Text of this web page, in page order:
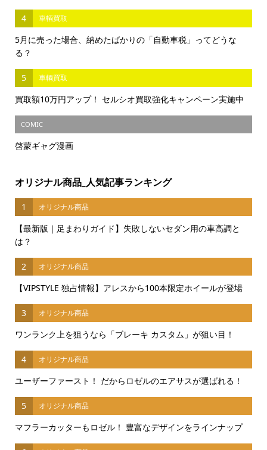
4 車輌買取
5月に売った場合、納めたばかりの「自動車税」ってどうな
る？
5 車輌買取
買取額10万円アップ！ セルシオ買取強化キャンペーン実施中
COMIC
啓蒙ギャグ漫画
オリジナル商品_人気記事ランキング
1 オリジナル商品
【最新版｜足まわりガイド】失敗しないセダン用の車高調と
は？
2 オリジナル商品
【VIPSTYLE 独占情報】アレスから100本限定ホイールが登場
3 オリジナル商品
ワンランク上を狙うなら「ブレーキ カスタム」が狙い目！
4 オリジナル商品
ユーザーファースト！ だからロゼルのエアサスが選ばれる！
5 オリジナル商品
マフラーカッターもロゼル！ 豊富なデザインをラインナップ